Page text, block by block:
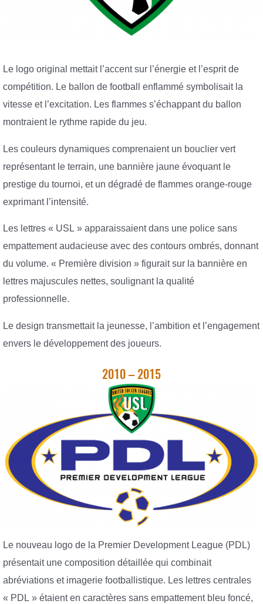
Le logo original mettait l’accent sur l’énergie et l’esprit de
compétition. Le ballon de football enflammé symbolisait la
vitesse et l’excitation. Les flammes s’échappant du ballon
montraient le rythme rapide du jeu.
Les couleurs dynamiques comprenaient un bouclier vert
représentant le terrain, une bannière jaune évoquant le
prestige du tournoi, et un dégradé de flammes orange-rouge
exprimant l’intensité.
Les lettres « USL » apparaissaient dans une police sans
empattement audacieuse avec des contours ombrés, donnant
du volume. « Première division » figurait sur la bannière en
lettres majuscules nettes, soulignant la qualité
professionnelle.
Le design transmettait la jeunesse, l’ambition et l’engagement
envers le développement des joueurs.
2010 – 2015
Le nouveau logo de la Premier Development League (PDL)
présentait une composition détaillée qui combinait
abréviations et imagerie footballistique. Les lettres centrales
« PDL » étaient en caractères sans empattement bleu foncé,